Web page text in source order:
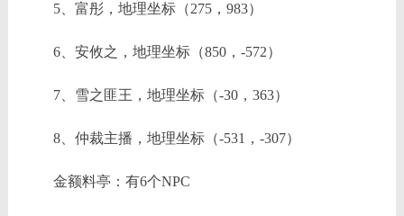
5、富彤，地理坐标（275，983）
6、安攸之，地理坐标（850，-572）
7、雪之匪王，地理坐标（-30，363）
8、仲裁主播，地理坐标（-531，-307）
金额料亭：有6个NPC